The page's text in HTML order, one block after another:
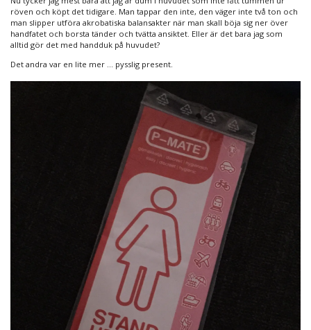
röven och köpt det tidigare. Man tappar den inte, den väger inte två ton och
man slipper utföra akrobatiska balansakter när man skall böja sig ner över
handfatet och borsta tänder och tvätta ansiktet. Eller är det bara jag som
alltid gör det med handduk på huvudet?
Det andra var en lite mer … pysslig present.